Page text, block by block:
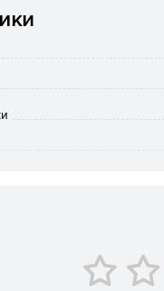
жесткого
этих